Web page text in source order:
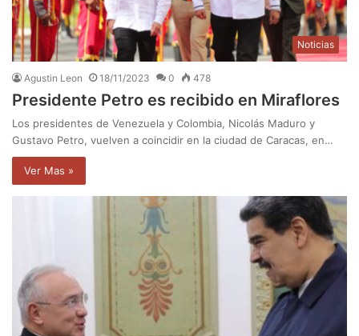
Noticias
Agustin Leon 18/11/2023 0 478
Presidente Petro es recibido en Miraflores
Los presidentes de Venezuela y Colombia, Nicolás Maduro y
Gustavo Petro, vuelven a coincidir en la ciudad de Caracas, en…
Ver Mas »